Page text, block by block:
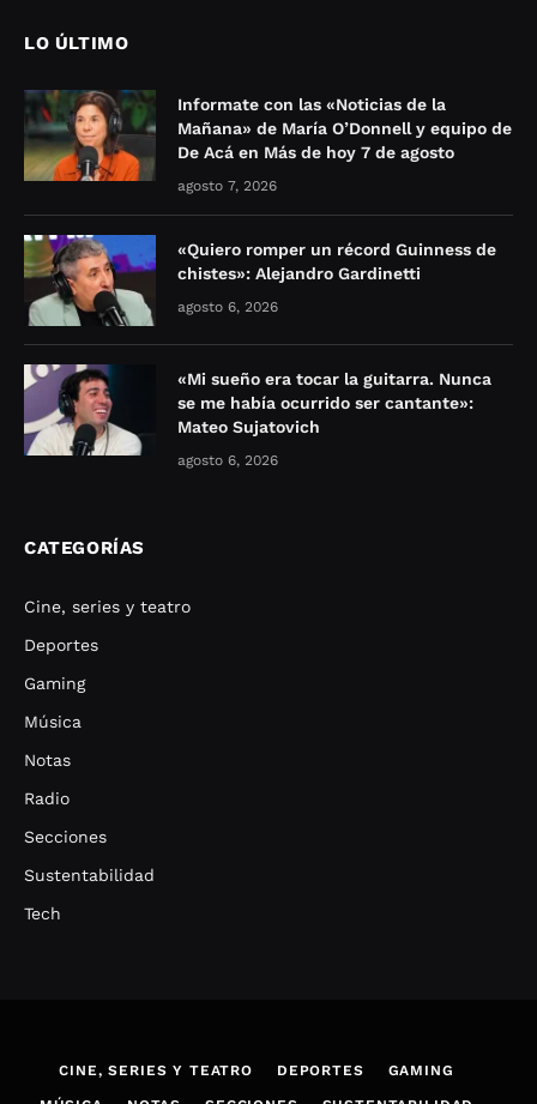
LO ÚLTIMO
Informate con las «Noticias de la
Mañana» de María O’Donnell y equipo de
De Acá en Más de hoy 7 de agosto
agosto 7, 2026
«Quiero romper un récord Guinness de
chistes»: Alejandro Gardinetti
agosto 6, 2026
«Mi sueño era tocar la guitarra. Nunca
se me había ocurrido ser cantante»:
Mateo Sujatovich
agosto 6, 2026
CATEGORÍAS
Cine, series y teatro
Deportes
Gaming
Música
Notas
Radio
Secciones
Sustentabilidad
Tech
CINE, SERIES Y TEATRO DEPORTES GAMING